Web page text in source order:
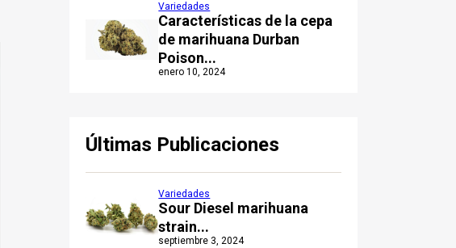
Características de la cepa
de marihuana Durban
Poison...
Variedades
enero 10, 2024
Últimas Publicaciones
Sour Diesel marihuana
strain...
Variedades
septiembre 3, 2024